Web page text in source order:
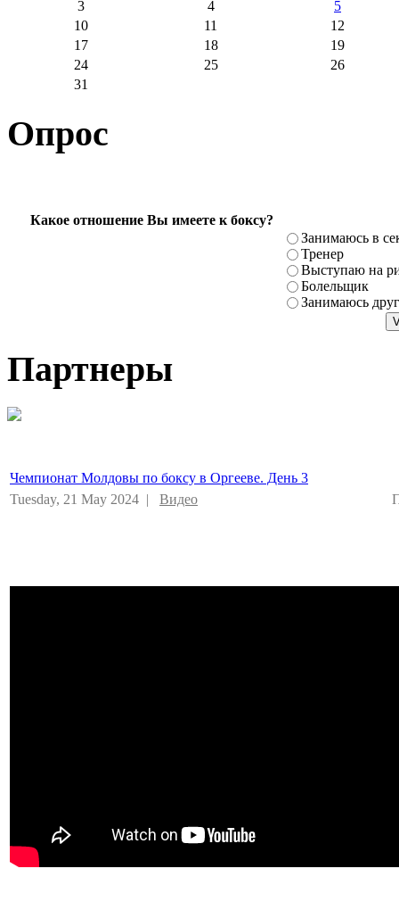
3 4
5
10
11
12
17
18
19
24
25
26
31
Опрос
Какое отношение Вы имеете к боксу?
Занимаюсь в
Тренер
Выступаю на
Болельщик
Занимаюсь
Партнеры
Чемпионат Молдовы по боксу в Оргееве. День 3
Tuesday, 21 May 2024 | Видео